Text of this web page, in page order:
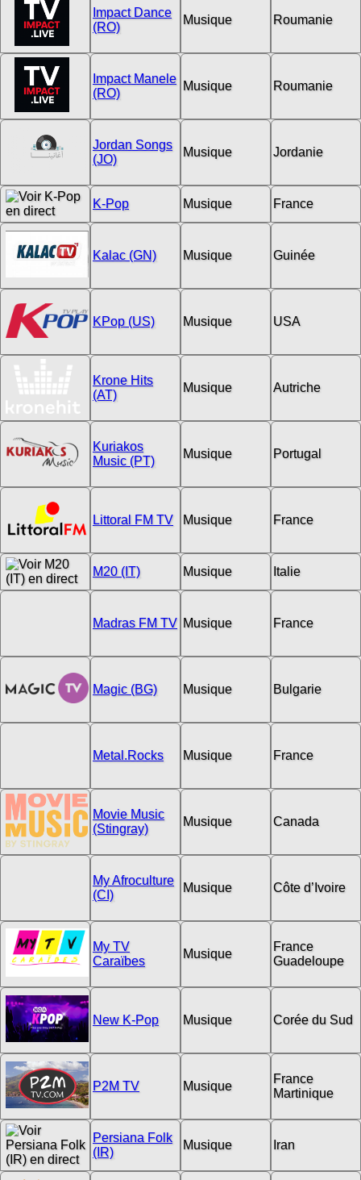
Impact Dance
(RO)
Musique Roumanie
Impact Manele
(RO)
Musique Roumanie
Jordan Songs
(JO)
Musique Jordanie
K-Pop Musique France
Kalac (GN) Musique Guinée
KPop (US) Musique USA
Krone Hits
(AT)
Musique Autriche
Kuriakos
Music (PT)
Musique Portugal
Littoral FM TV Musique France
M20 (IT) Musique Italie
Madras FM TV Musique France
Magic (BG) Musique Bulgarie
Metal.Rocks Musique France
Movie Music
(Stingray)
Musique Canada
My Afroculture
(CI)
Musique Côte d’Ivoire
My TV
Caraïbes
Musique
France
Guadeloupe
New K-Pop Musique Corée du Sud
P2M TV Musique
France
Martinique
Persiana Folk
(IR)
Musique Iran